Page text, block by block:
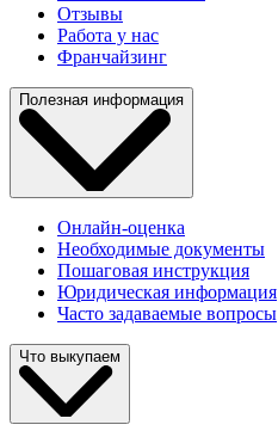
Отзывы
Работа у нас
Франчайзинг
Полезная информация
Онлайн-оценка
Необходимые документы
Пошаговая инструкция
Юридическая информация
Часто задаваемые вопросы
Что выкупаем